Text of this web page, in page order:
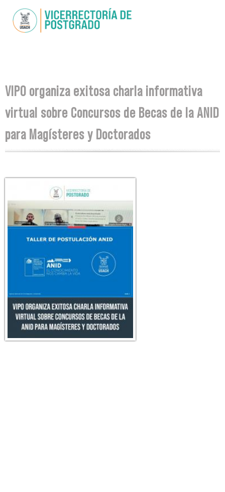
contenido
Se encuentra usted aquí
VIPO organiza exitosa charla informativa
virtual sobre Concursos de Becas de la ANID
para Magísteres y Doctorados